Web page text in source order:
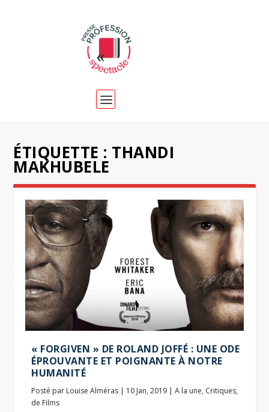
ÉTIQUETTE : THANDI
MAKHUBELE
« FORGIVEN » DE ROLAND JOFFÉ : UNE ODE
ÉPROUVANTE ET POIGNANTE À NOTRE
HUMANITÉ
Posté par Louise Alméras | 10 Jan, 2019 |A la une, Critiques,
de Films